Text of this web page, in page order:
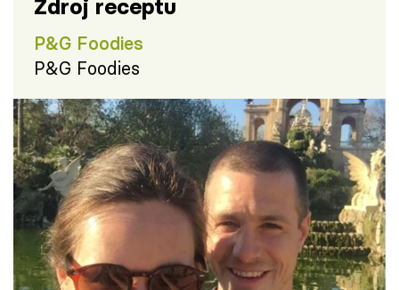
Zdroj receptu
P&G Foodies
P&G Foodies